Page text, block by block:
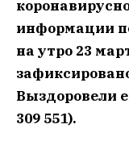
информации
на утро 23
Выздоровели
309 551).